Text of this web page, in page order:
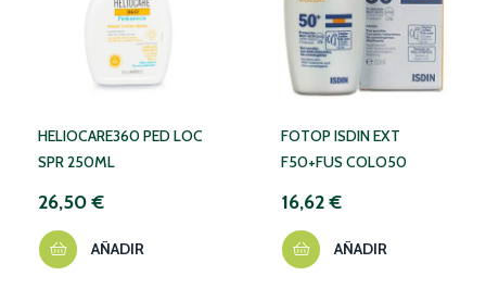
HELIOCARE360 PED LOC
SPR 250ML
26,50 €
AÑADIR
FOTOP ISDIN EXT
F50+FUS COLO50
16,62 €
AÑADIR